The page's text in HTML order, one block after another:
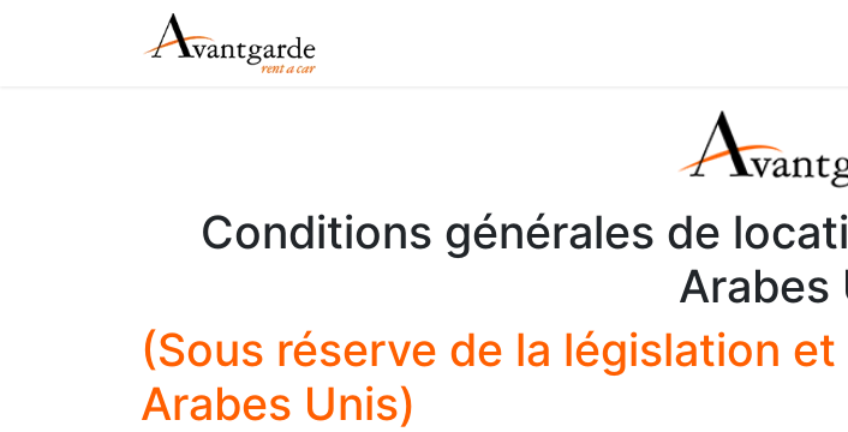
Conditions générales de
Arabes
(Sous réserve de la législation
Arabes Unis)